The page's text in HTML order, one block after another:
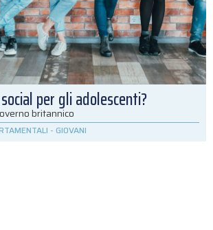
per gli adolescenti?
britannico
- GIOVANI